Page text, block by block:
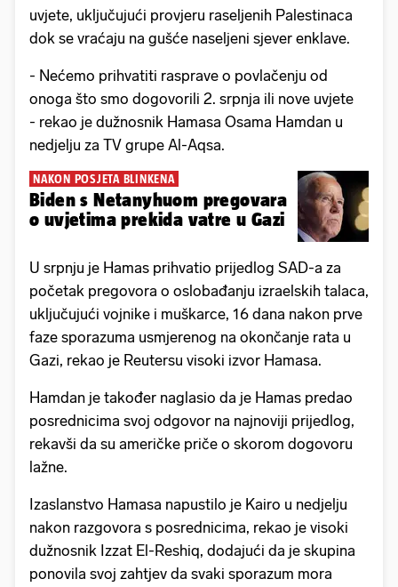
uvjete, uključujući provjeru raseljenih Palestinaca
dok se vraćaju na gušće naseljeni sjever enklave.
- Nećemo prihvatiti rasprave o povlačenju od
onoga što smo dogovorili 2. srpnja ili nove uvjete
- rekao je dužnosnik Hamasa Osama Hamdan u
nedjelju za TV grupe Al-Aqsa.
NAKON POSJETA BLINKENA
Biden s Netanyhuom pregovara
o uvjetima prekida vatre u Gazi
U srpnju je Hamas prihvatio prijedlog SAD-a za
početak pregovora o oslobađanju izraelskih talaca,
uključujući vojnike i muškarce, 16 dana nakon prve
faze sporazuma usmjerenog na okončanje rata u
Gazi, rekao je Reutersu visoki izvor Hamasa.
Hamdan je također naglasio da je Hamas predao
posrednicima svoj odgovor na najnoviji prijedlog,
rekavši da su američke priče o skorom dogovoru
lažne.
Izaslanstvo Hamasa napustilo je Kairo u nedjelju
nakon razgovora s posrednicima, rekao je visoki
dužnosnik Izzat El-Reshiq, dodajući da je skupina
ponovila svoj zahtjev da svaki sporazum mora